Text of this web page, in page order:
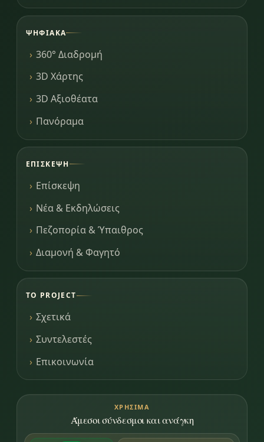
ΨΗΦΙΑΚΆ
360° Διαδρομή
3D Χάρτης
3D Αξιοθέατα
Πανόραμα
ΕΠΊΣΚΕΨΗ
Επίσκεψη
Νέα & Εκδηλώσεις
Πεζοπορία & Ύπαιθρος
Διαμονή & Φαγητό
ΤΟ PROJECT
Σχετικά
Συντελεστές
Επικοινωνία
ΧΡΉΣΙΜΑ
Άμεσοι σύνδεσμοι και ανάγκη